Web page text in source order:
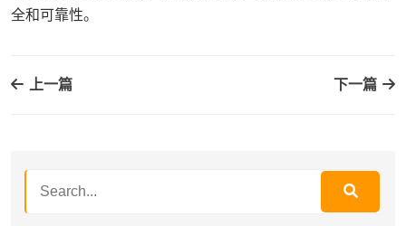
全和可靠性。
上一篇 下一篇